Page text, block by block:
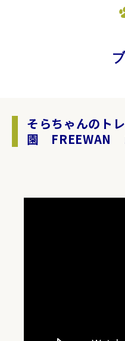
そらちゃんのト
園 FREEWAN